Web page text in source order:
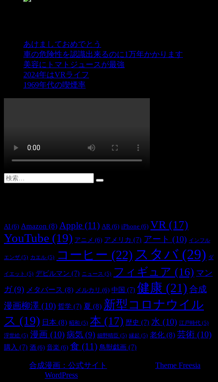
あけましておめでとう
車の危険性を認識出来るのに1万年かかります
美容にトマトジュースが最強
2024年はVRライフ
1969年代の喫煙率
AI (6) Amazon (8) Apple (11) AR (6) iPhone (6) VR (17)
YouTube (19) アニメ (6) アメリカ (7) アート (10) インフル
エンザ (5) カエル (5) コーヒー (22) スタバ (29) ダ
イエット (5) デビルマン (7) ニュース (5) フィギュア (16) マン
ガ(9) メタバース (8) メルカリ (6) 中国 (7) 健康 (21) 合成
漫画柳澤 (10) 哲学 (7) 夏 (8) 新型コロナウイル
ス (19) 日本 (8) 昭和 (5) 本 (17) 歴史 (7) 水 (10) 江戸時代 (5)
浮世絵 (5) 漫画 (10) 病気 (9) 細野晴臣 (5) 縁起 (5) 老化 (8) 芸術 (10)
購入 (7) 酒 (6) 音楽 (6) 食 (11) 鳥獣戯画 (7)
合成漫画：公式サイト Theme Freesia
WordPress